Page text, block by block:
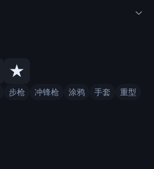
步枪 冲锋枪 涂鸦 手套
重型